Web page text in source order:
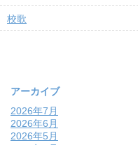
校歌
アーカイブ
2026年7月
2026年6月
2026年5月